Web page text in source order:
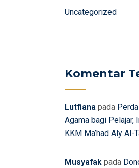
Uncategorized
Komentar
Lutfiana pada
Agama bagi Pelajar,
KKM Ma’had Aly Al-
Musyafak pada